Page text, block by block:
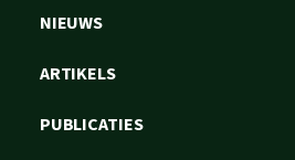
NIEUWS
ARTIKELS
PUBLICATIES